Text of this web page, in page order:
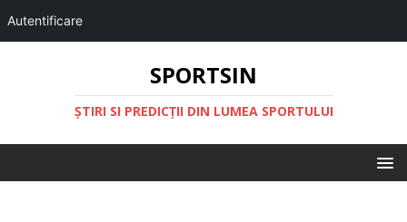
Autentificare
SPORTSIN
ŞTIRI SI PREDICŢII DIN LUMEA SPORTULUI